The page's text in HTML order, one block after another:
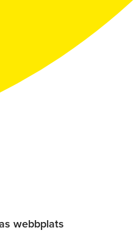
webbplats